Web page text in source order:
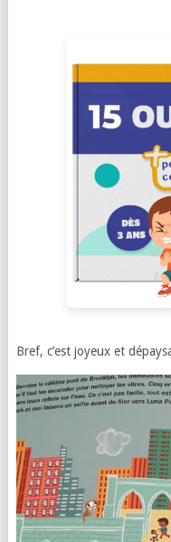
Bref, c’est joyeux et